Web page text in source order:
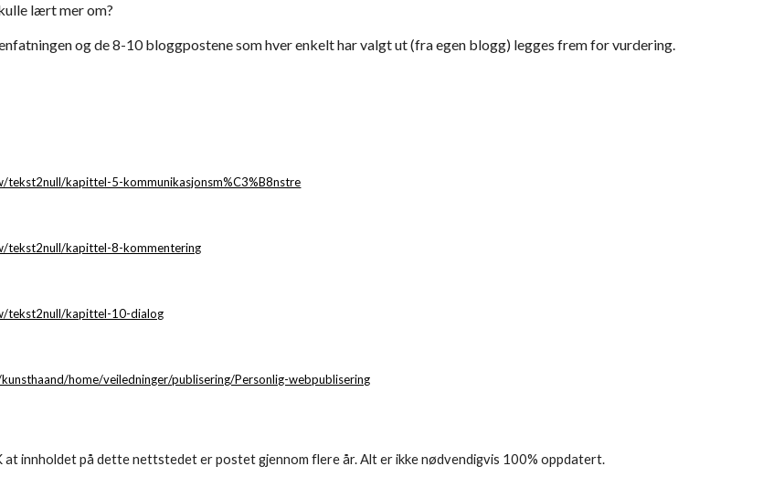
lært mer om?
og de 8-10 bloggpostene som hver enkelt har valgt ut (fra egen blogg) legges frem for vurdering.
tekst2null/kapittel-5-kommunikasjonsm%C3%B8nstre
tekst2null/kapittel-8-kommentering
tekst2null/kapittel-10-dialog
home/veiledninger/publisering/Personlig-webpublisering
at innholdet på dette nettstedet er postet gjennom flere år. Alt er ikke nødvendigvis 100% oppdatert.